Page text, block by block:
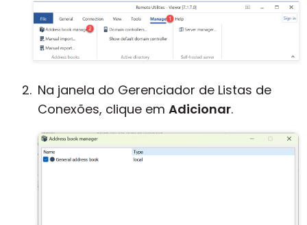
Na janela do Gerenciador de Listas de
Conexões, clique em Adicionar.